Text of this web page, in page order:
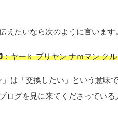
えたいなら次のように言います
：ヤーｋ プリヤン ナｍマン ク
」は「交換したい」という意味
ログを見に来てくださっている